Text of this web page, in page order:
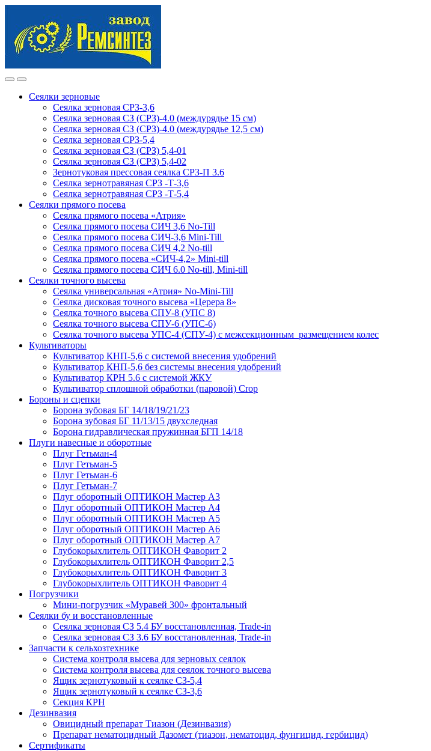
navigation
content
Сеялки зерновые
Сеялка зерновая СРЗ-3,6
Сеялка зерновая СЗ (СРЗ)-4.0 (междурядье 15 см)
Сеялка зерновая СЗ (СРЗ)-4.0 (междурядье 12,5 см)
Сеялка зерновая СРЗ-5,4
Сеялка зерновая СЗ (СРЗ) 5,4-01
Сеялка зерновая СЗ (СРЗ) 5,4-02
Зернотуковая прессовая сеялка СРЗ-П 3.6
Сеялка зернотравяная СРЗ -Т-3,6
Сеялка зернотравяная СРЗ -Т-5,4
Сеялки прямого посева
Сеялка прямого посева «Атрия»
Сеялка прямого посева СИЧ 3,6 No-Till
Сеялка прямого посева СИЧ-3,6 Mini-Till
Сеялка прямого посева СИЧ 4,2 No-till
Сеялка прямого посева «СИЧ-4,2» Mini-till
Сеялка прямого посева СИЧ 6.0 No-till, Mini-till
Сеялки точного высева
Сеялка универсальная «Атрия» No-Mini-Till
Сеялка дисковая точного высева «Церера 8»
Сеялка точного высева СПУ-8 (УПС 8)
Сеялка точного высева СПУ-6 (УПС-6)
Сеялка точного высева УПС-4 (СПУ-4) с межсекционным размещением колес
Культиваторы
Культиватор КНП-5,6 с системой внесения удобрений
Культиватор КНП-5,6 без системы внесения удобрений
Культиватор КРН 5.6 с системой ЖКУ
Культиватор сплошной обработки (паровой) Crop
Бороны и сцепки
Борона зубовая БГ 14/18/19/21/23
Борона зубовая БГ 11/13/15 двухследная
Борона гидравлическая пружинная БГП 14/18
Плуги навесные и оборотные
Плуг Гетьман-4
Плуг Гетьман-5
Плуг Гетьман-6
Плуг Гетьман-7
Плуг оборотный ОПТИКОН Мастер А3
Плуг оборотный ОПТИКОН Мастер А4
Плуг оборотный ОПТИКОН Мастер А5
Плуг оборотный ОПТИКОН Мастер А6
Плуг оборотный ОПТИКОН Мастер А7
Глубокорыхлитель ОПТИКОН Фаворит 2
Глубокорыхлитель ОПТИКОН Фаворит 2,5
Глубокорыхлитель ОПТИКОН Фаворит 3
Глубокорыхлитель ОПТИКОН Фаворит 4
Погрузчики
Мини-погрузчик «Муравей 300» фронтальный
Сеялки бу и восстановленные
Сеялка зерновая СЗ 5.4 БУ восстановленная, Trade-in
Сеялка зерновая СЗ 3.6 БУ восстановленная, Trade-in
Запчасти к сельхозтехнике
Система контроля высева для зерновых сеялок
Система контроля высева для сеялок точного высева
Ящик зернотуковый к сеялке СЗ-5,4
Ящик зернотуковый к сеялке СЗ-3,6
Секция КРН
Дезинвазия
Овицидный препарат Тиазон (Дезинвазия)
Препарат нематоцидный Дазомет (тиазон, нематоцид, фунгицид, гербицид)
Сертификаты